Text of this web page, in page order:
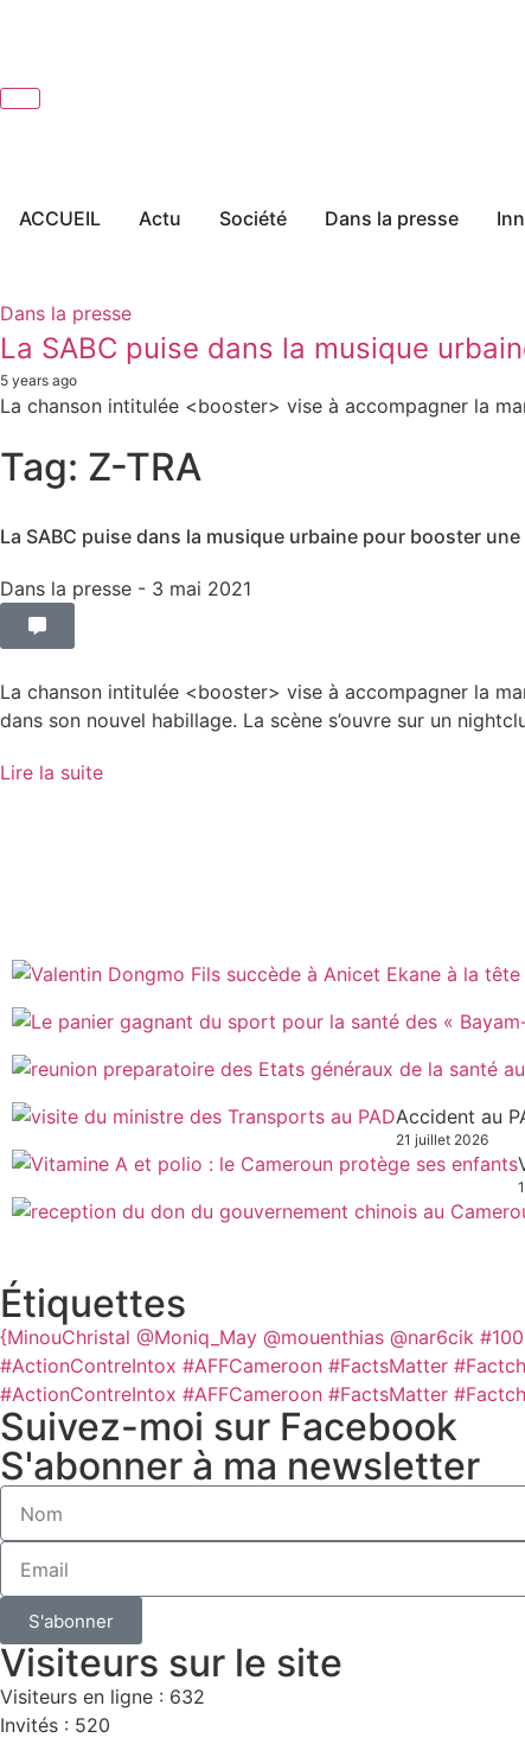
ACCUEIL Actu Société Dans la presse
Dans la presse
La SABC puise dans la musique
5 years ago
La chanson intitulée <booster> vise à accompagner la
Tag: Z-TRA
La SABC puise dans la musique urbaine pour booster
Dans la presse - 3 mai 2021
La chanson intitulée <booster> vise à accompagner la
dans son nouvel habillage. La scène s’ouvre sur un
Lire la suite
Accident au
21 juillet 2026
Étiquettes
{MinouChristal @Moniq_May @mouenthias @nar6cik
#ActionContreIntox #AFFCameroon #FactsMatter
#ActionContreIntox #AFFCameroon #FactsMatter
Suivez-moi sur Facebook
S'abonner à ma newsletter
S'abonner
Visiteurs sur le site
Visiteurs en ligne : 632
Invités : 520